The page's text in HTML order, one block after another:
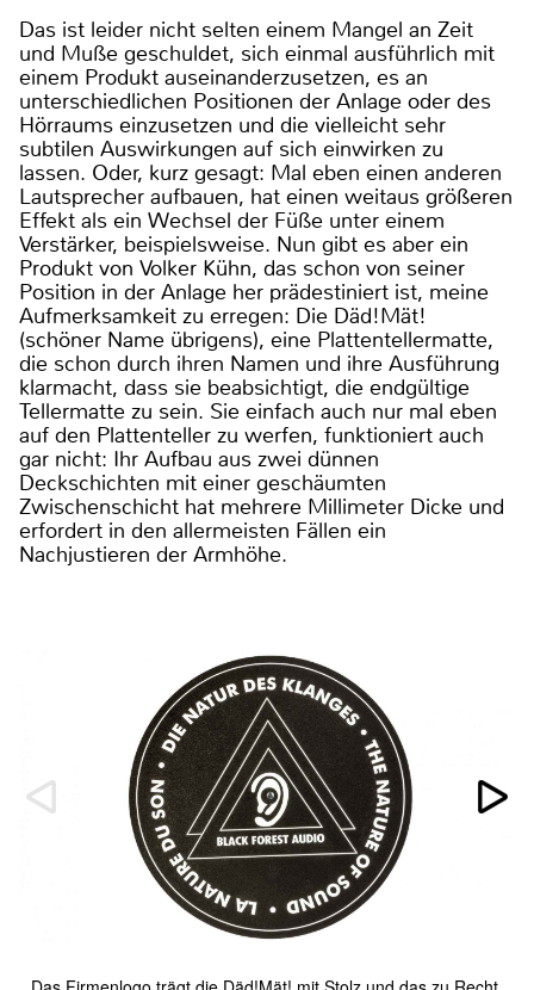
Das ist leider nicht selten einem Mangel an Zeit
und Muße geschuldet, sich einmal ausführlich mit
einem Produkt auseinanderzusetzen, es an
unterschiedlichen Positionen der Anlage oder des
Hörraums einzusetzen und die vielleicht sehr
subtilen Auswirkungen auf sich einwirken zu
lassen. Oder, kurz gesagt: Mal eben einen anderen
Lautsprecher aufbauen, hat einen weitaus größeren
Effekt als ein Wechsel der Füße unter einem
Verstärker, beispielsweise. Nun gibt es aber ein
Produkt von Volker Kühn, das schon von seiner
Position in der Anlage her prädestiniert ist, meine
Aufmerksamkeit zu erregen: Die Däd!Mät!
(schöner Name übrigens), eine Plattentellermatte,
die schon durch ihren Namen und ihre Ausführung
klarmacht, dass sie beabsichtigt, die endgültige
Tellermatte zu sein. Sie einfach auch nur mal eben
auf den Plattenteller zu werfen, funktioniert auch
gar nicht: Ihr Aufbau aus zwei dünnen
Deckschichten mit einer geschäumten
Zwischenschicht hat mehrere Millimeter Dicke und
erfordert in den allermeisten Fällen ein
Nachjustieren der Armhöhe.